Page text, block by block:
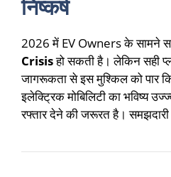
निष्कर्ष
2026 में EV Owners के सामने
Crisisहो सकती है। लेकिन सही
जागरूकता से इस मुश्किल को पार
इलेक्ट्रिक मोबिलिटी का भविष्य
रफ्तार देने की जरूरत है।